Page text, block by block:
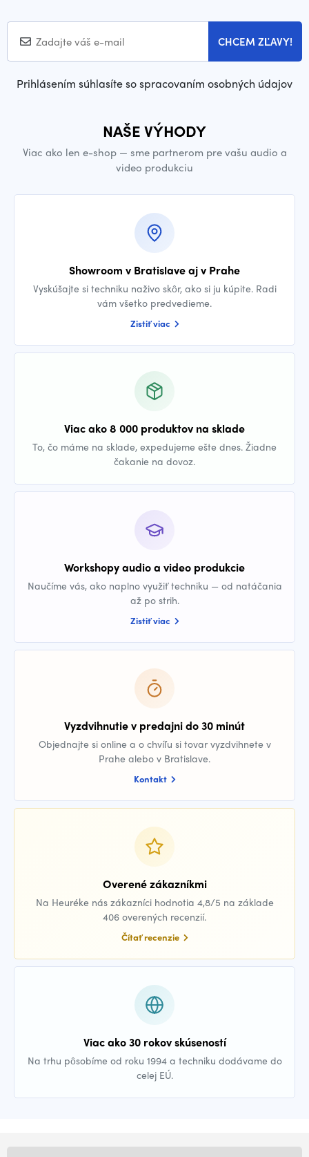
CHCEM ZĽAVY!
Prihlásením súhlasíte so spracovaním osobných údajov
NAŠE VÝHODY
Viac ako len e-shop — sme partnerom pre vašu audio a
video produkciu
Showroom v Bratislave aj v Prahe
Vyskúšajte si techniku naživo skôr, ako si ju kúpite. Radi
vám všetko predvedieme.
Zistiť viac
Viac ako 8 000 produktov na sklade
To, čo máme na sklade, expedujeme ešte dnes. Žiadne
čakanie na dovoz.
Workshopy audio a video produkcie
Naučíme vás, ako naplno využiť techniku — od natáčania
až po strih.
Zistiť viac
Vyzdvihnutie v predajni do 30 minút
Objednajte si online a o chvíľu si tovar vyzdvihnete v
Prahe alebo v Bratislave.
Kontakt
Overené zákazníkmi
Na Heuréke nás zákazníci hodnotia 4,8/5 na základe
406 overených recenzií.
Čítať recenzie
Viac ako 30 rokov skúseností
Na trhu pôsobíme od roku 1994 a techniku dodávame do
celej EÚ.